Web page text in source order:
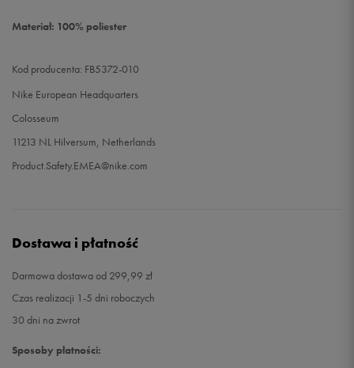
Materiał: 100% poliester
Kod producenta: FB5372-010
Nike European Headquarters
Colosseum
11213 NL Hilversum, Netherlands
Product.Safety.EMEA@nike.com
Dostawa i płatność
Darmowa dostawa od 299,99 zł
Czas realizacji 1-5 dni roboczych
30 dni na zwrot
Sposoby płatności: